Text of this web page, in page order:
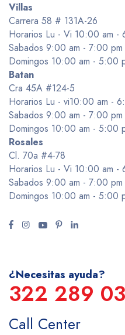
Villas
Carrera 58 # 131A-26
Horarios Lu - Vi 10:00 am -
Sabados 9:00 am - 7:00 pm
Domingos 10:00 am - 5:00
Batan
Cra 45A #124-5
Horarios Lu - vi10:00 am -
Sabados 9:00 am - 7:00 pm
Domingos 10:00 am - 5:00
Rosales
Cl. 70a #4-78
Horarios Lu - Vi 10:00 am -
Sabados 9:00 am - 7:00 pm
Domingos 10:00 am - 5:00
¿Necesitas ayuda?
322 289
Call Center